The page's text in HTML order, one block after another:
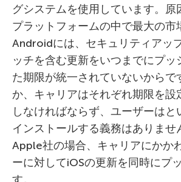
グシステムを使用しています。原
プラットフォームの中で最大の市
Androidには、セキュリティアッ
ッチを含む更新をいつまでにプッ
た期限が統一されていないからで
か、キャリアはそれぞれ期限を設
しなければならず、ユーザーはと
インストールする義務はありませ
Apple社の場合、キャリアにかか
ーに対してiOSの更新を同時にプ